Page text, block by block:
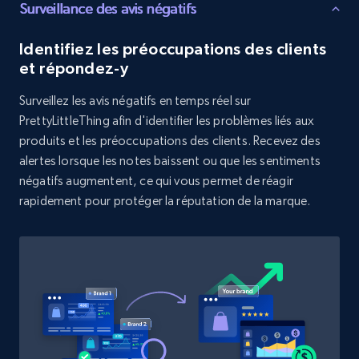
URL, Product id, Title, Product description,
Rating, Reviews count, Initial price, Discount,
and more.
1.3K+ 175+ Commencer
UPC
URL, Product id, Title, Product description,
Rating, Reviews count, Initial price, Discount,
and more.
1.3K+ 175+ Commencer
Surveillance des avis négatifs
Identifiez les préoccupations des clients
et répondez-y
Surveillez les avis négatifs en temps réel sur
PrettyLittleThing afin d'identifier les problèmes liés aux
produits et les préoccupations des clients. Recevez des
alertes lorsque les notes baissent ou que les sentiments
négatifs augmentent, ce qui vous permet de réagir
rapidement pour protéger la réputation de la marque.